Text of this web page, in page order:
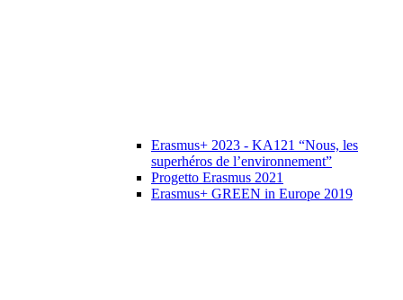
Erasmus+ 2023 - KA121 “Nous, les
superhéros de l’environnement”
Progetto Erasmus 2021
Erasmus+ GREEN in Europe 2019